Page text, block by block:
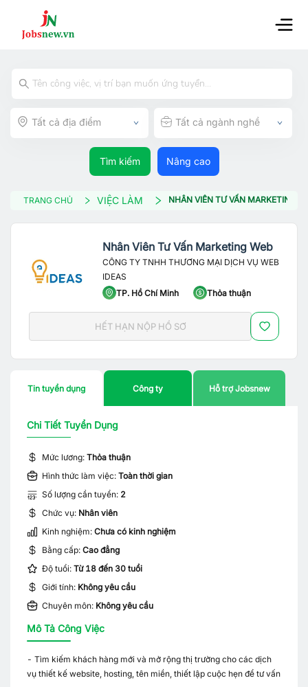
Tất cả địa điểm Tất cả ngành nghề
Tìm kiếm Nâng cao
TRANG CHỦ VIỆC LÀM NHÂN VIÊN TƯ VẤN MARKETING
Nhân Viên Tư Vấn Marketing Web
CÔNG TY TNHH THƯƠNG MẠI DỊCH VỤ WEB
IDEAS
TP. Hồ Chí Minh
Thỏa thuận
HẾT HẠN NỘP HỒ SƠ
Tin tuyển dụng Công ty Hỗ trợ Jobsnew
Chi Tiết Tuyển Dụng
Mức lương: Thỏa thuận
Hình thức làm việc: Toàn thời gian
Số lượng cần tuyển: 2
Chức vụ: Nhân viên
Kinh nghiệm: Chưa có kinh nghiệm
Bằng cấp: Cao đẳng
Độ tuổi: Từ 18 đến 30 tuổi
Giới tính: Không yêu cầu
Chuyên môn: Không yêu cầu
Mô Tả Công Việc
- Tìm kiếm khách hàng mới và mở rộng thị trường cho các dịch
vụ thiết kế website, hosting, tên miền, thiết lập cuộc hẹn để tư vấn